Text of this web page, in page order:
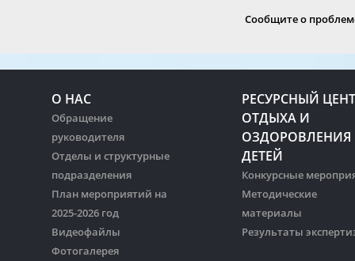
Сообщите о
О НАС
Обращение
руководителя
Отделы и структурные
подразделения
План мероприятий на
2025-2026 год
Видеофайлы
Фотогалерея
РЕСУРСНЫЙ
ОТДЫХА И
ОЗДОРОВЛЕНИЯ
ДЕТЕЙ
Конкурсные
Методические
материалы
Результаты